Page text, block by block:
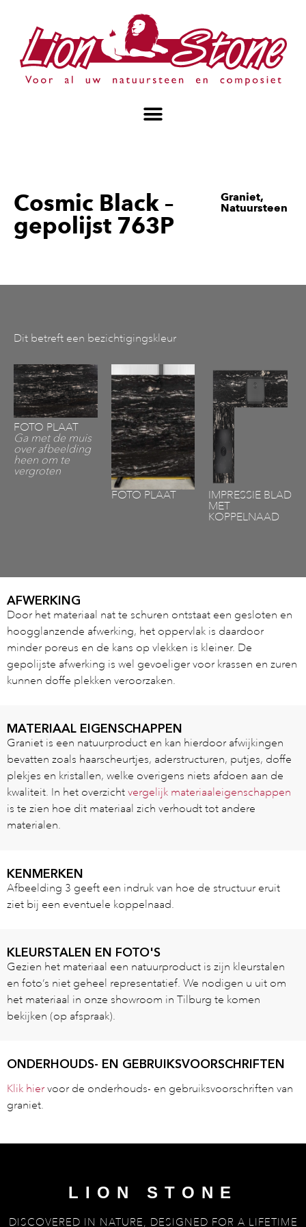
Cosmic Black –
gepolijst 763P
Graniet,
Natuursteen
Dit betreft een bezichtigingskleur
FOTO PLAAT
Ga met de muis
over afbeelding
heen om te
vergroten
FOTO PLAAT
IMPRESSIE BLAD
MET
KOPPELNAAD
AFWERKING
Door het materiaal nat te schuren ontstaat een gesloten en
hoogglanzende afwerking, het oppervlak is daardoor
minder poreus en de kans op vlekken is kleiner. De
gepolijste afwerking is wel gevoeliger voor krassen en zuren
kunnen doffe plekken veroorzaken.
MATERIAAL EIGENSCHAPPEN
Graniet is een natuurproduct en kan hierdoor afwijkingen
bevatten zoals haarscheurtjes, aderstructuren, putjes, doffe
plekjes en kristallen, welke overigens niets afdoen aan de
kwaliteit. In het overzicht vergelijk materiaaleigenschappen
is te zien hoe dit materiaal zich verhoudt tot andere
materialen.
KENMERKEN
Afbeelding 3 geeft een indruk van hoe de structuur eruit
ziet bij een eventuele koppelnaad.
KLEURSTALEN EN FOTO'S
Gezien het materiaal een natuurproduct is zijn kleurstalen
en foto’s niet geheel representatief. We nodigen u uit om
het materiaal in onze showroom in Tilburg te komen
bekijken (op afspraak).
ONDERHOUDS- EN GEBRUIKSVOORSCHRIFTEN
Klik hiervoor de onderhouds- en gebruiksvoorschriften van
graniet.
LION STONE
DISCOVERED IN NATURE, DESIGNED FOR A LIFETIME